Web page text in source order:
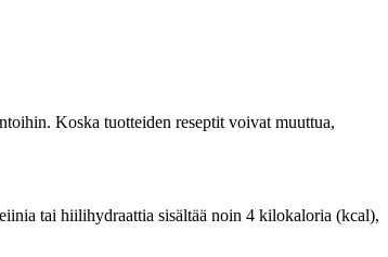
Koska tuotteiden reseptit voivat muuttua,
tai hiilihydraattia sisältää noin 4 kilokaloria (kcal),